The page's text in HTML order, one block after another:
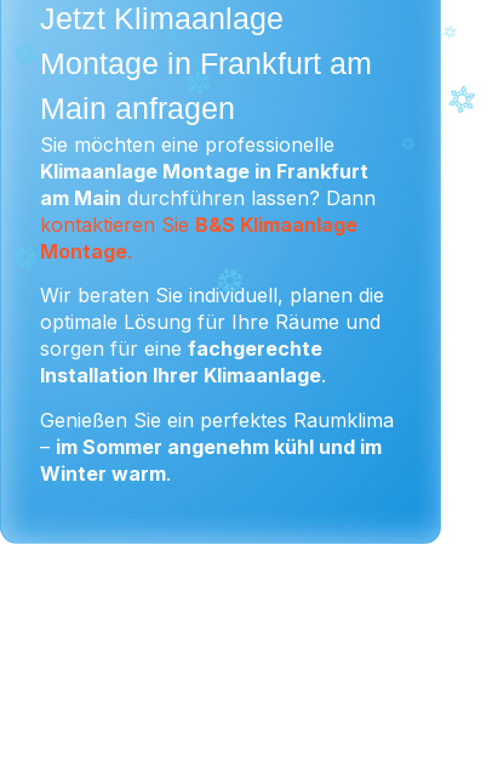
Jetzt Klimaanlage
Montage in Frankfurt am
Main anfragen
Sie möchten eine professionelle
Klimaanlage Montage in Frankfurt
am Main durchführen lassen? Dann
kontaktieren Sie B&S Klimaanlage
Montage.
Wir beraten Sie individuell, planen die
optimale Lösung für Ihre Räume und
sorgen für eine fachgerechte
Installation Ihrer Klimaanlage.
Genießen Sie ein perfektes Raumklima
– im Sommer angenehm kühl und im
Winter warm.